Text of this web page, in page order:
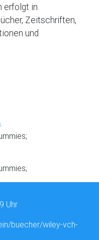
erfolgt in
Zeitschriften,
und
Uhr
buecher/wiley-vch-